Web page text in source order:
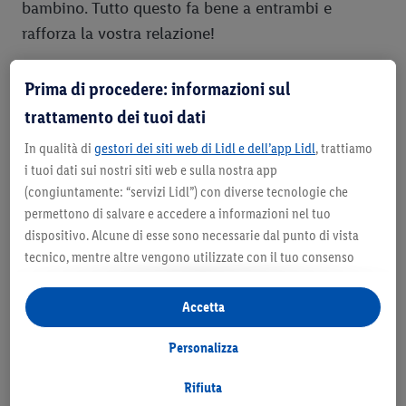
bambino. Tutto questo fa bene a entrambi e
rafforza la vostra relazione!
Consiglio 6
durante la gravidanza in qualunque momento e
non fa del male al bimbo. Trova cosa diverte ora te
e la tua partner. Forse non avrà voglia di fare tutto,
perché probabilmente soffrirà di nausea, dolori al
petto o sotto la pancia. Ma con la fantasia ed
empatia potrete notare velocemente cosa vi rende
felici.
Prima di procedere: informazioni sul
trattamento dei tuoi dati
In qualità di gestori dei siti web di Lidl e dell’app Lidl, trattiamo
i tuoi dati sui nostri siti web e sulla nostra app
(congiuntamente: “servizi Lidl”) con diverse tecnologie che
permettono di salvare e accedere a informazioni nel tuo
dispositivo. Alcune di esse sono necessarie dal punto di vista
tecnico, mentre altre vengono utilizzate con il tuo consenso
statistiche o per realizzare pubblicità personalizzate all’interno
e all’esterno dei servizi Lidl. Se partecipi al programma Lidl Plus,
per tali finalità vengono trattati anche dati riguardanti il tuo
Selezionando “Personalizza” puoi consentire solo alcune
Rifiuta
Personalizza
Accetta